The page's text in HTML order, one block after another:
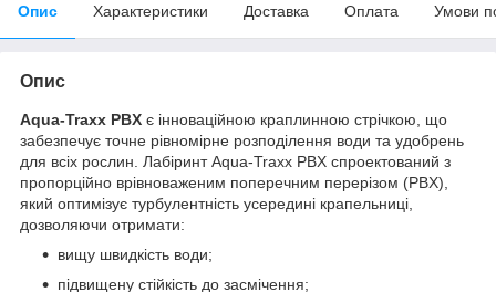
Опис Характеристики Доставка Оплата Умови
Опис
Aqua-Traхх PBX є інноваційною краплинною стрічкою, що
забезпечує точне рівномірне розподілення води та удобрень
для всіх рослин. Лабіринт Aqua-Traхх PBX спроектований з
пропорційно врівноваженим поперечним перерізом (PBX),
який оптимізує турбулентність усередині крапельниці,
дозволяючи отримати:
вищу швидкість води;
підвищену стійкість до засмічення;